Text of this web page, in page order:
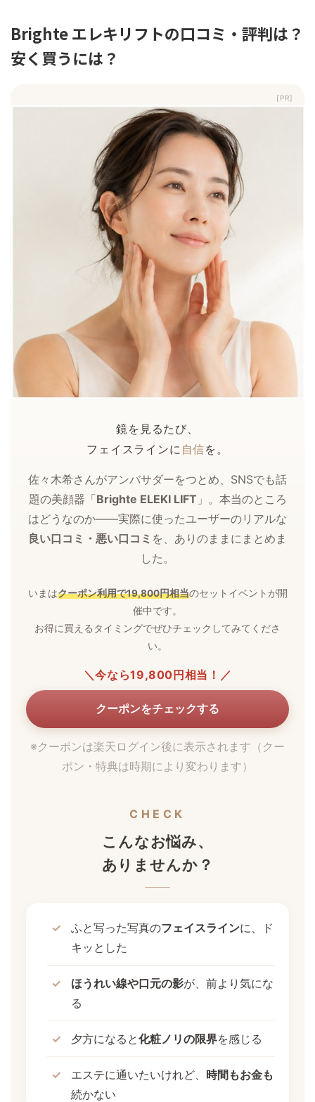
Brighte エレキリフトの口コミ・評判は？
安く買うには？
[PR]
鏡を見るたび、
フェイスラインに 自信を。
佐々木希さんがアンバサダーをつとめ、SNSでも話
題の美顔器「Brighte ELEKI LIFT 」。本当のところ
はどうなのか——実際に使ったユーザーのリアルな
良い口コミ・悪い口コミ を、ありのままにまとめま
した。
いまはクーポン利用で19,800円相当のセットイベントが開
催中です。
お得に買えるタイミングでぜひチェックしてみてくださ
い。
＼今なら19,800円相当！／
クーポンをチェックする
※クーポンは楽天ログイン後に表示されます（クー
ポン・特典は時期により変わります）
CHECK
こんなお悩み、
ありませんか？
ふと写った写真のフェイスラインに、ド
キッとした
ほうれい線や口元の影が、前より気にな
る
夕方になると化粧ノリの限界を感じる
エステに通いたいけれど、 時間もお金も
続かない